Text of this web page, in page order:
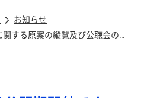
お知らせ
市原都市計画公園の変更に関する原案の縦覧及び公聴会の開催結果について